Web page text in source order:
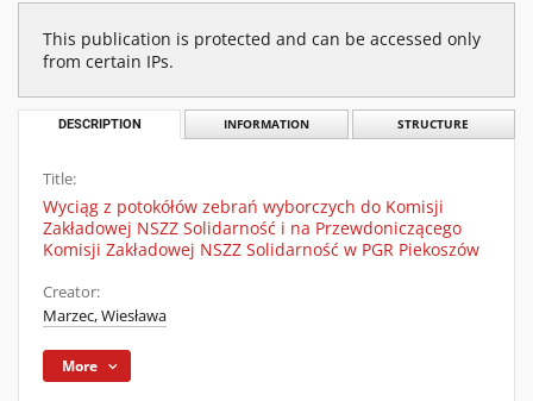
This publication is protected and can be accessed only
from certain IPs.
DESCRIPTION INFORMATION STRUCTURE
Title:
Wyciąg z potokółów zebrań wyborczych do Komisji
Zakładowej NSZZ Solidarność i na Przewdoniczącego
Komisji Zakładowej NSZZ Solidarność w PGR Piekoszów
Creator:
Marzec, Wiesława
More